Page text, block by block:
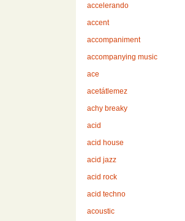
accelerando
accent
accompaniment
accompanying music
ace
acetátlemez
achy breaky
acid
acid house
acid jazz
acid rock
acid techno
acoustic